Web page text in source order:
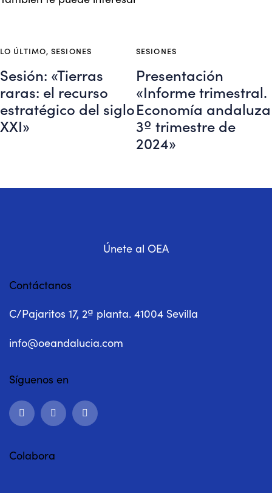
LO ÚLTIMO,SESIONES
Sesión: «Tierras
raras: el recurso
estratégico del siglo
XXI»
SESIONES
Presentación
«Informe trimestral.
Economía andaluza
3º trimestre de
2024»
Únete al OEA
Contáctanos
C/Pajaritos 17, 2ª planta. 41004 Sevilla
info@oeandalucia.com
Síguenos en
Colabora